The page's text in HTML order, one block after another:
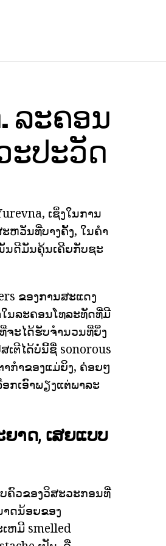
. ລະຄອນ
ວະປະວັດ
ເຊິ່ງໃນການ
ວັນທີ່ບາງຄັ້ງ, ໃນຄໍາ
ນດີມັນຄຸ້ນເຄີຍກັບຊະ
ຂອງການສະແດງ
ນລະຄອນໂທລະທັດທີ່ມີ
ຈະໄດ້ຮັບຈໍານວນທີ່ຍິ່ງ
ຕີໄດ້ບໍ່ນີ້ຊື່ sonorous
ກໍາຂອງແມ່ຍິງ, ຄ່ອຍໆ
ກເອົາພຽງແຕ່ພາລະ
ຍາດ, ເສຍແບບ
ຄົວຂອງວິສະວະກອນທີ່
າດນ້ອຍຂອງ
ຫມີ smelled